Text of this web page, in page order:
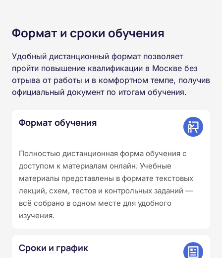
Формат и сроки обучения
Удобный дистанционный формат позволяет
пройти повышение квалификации в Москве без
отрыва от работы и в комфортном темпе, получив
официальный документ по итогам обучения.
Формат обучения
Полностью дистанционная форма обучения с
доступом к материалам онлайн. Учебные
материалы представлены в формате текстовых
лекций, схем, тестов и контрольных заданий —
всё собрано в одном месте для удобного
изучения.
Сроки и график